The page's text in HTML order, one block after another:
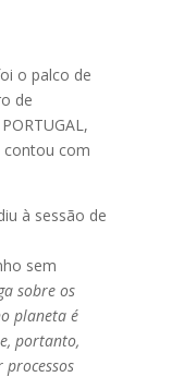
o palco de
de
contou com
à sessão de
sem
sobre os
planeta é
portanto,